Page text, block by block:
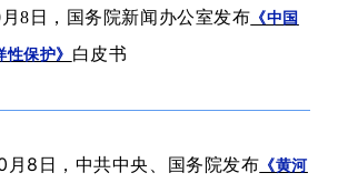
8日，国务院新闻办公室发布 《中国
保护》 白皮书
月8日 ， 中共中央、国务院发布 《黄河